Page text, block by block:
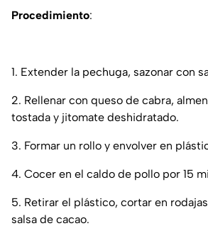
Procedimiento:
1. Extender la pechuga, sazonar con
2. Rellenar con queso de cabra,
tostada y jitomate deshidratado.
3. Formar un rollo y envolver en
4. Cocer en el caldo de pollo por 15
5. Retirar el plástico, cortar en
salsa de cacao.